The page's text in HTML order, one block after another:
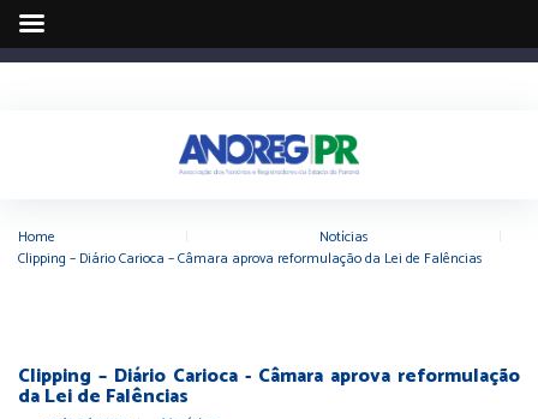
Home Notícias
Clipping – Diário Carioca – Câmara aprova reformulação da Lei de Falências
Clipping – Diário Carioca - Câmara aprova reformulação
da Lei de Falências